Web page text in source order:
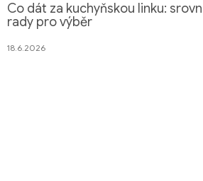
Co dát za kuchyňskou linku:
rady pro výběr
18.6.2026